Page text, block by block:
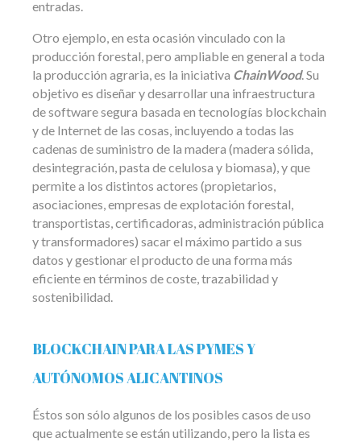
entradas.
Otro ejemplo, en esta ocasión vinculado con la
producción forestal, pero ampliable en general a toda
la producción agraria, es la iniciativa ChainWood. Su
objetivo es diseñar y desarrollar una infraestructura
de software segura basada en tecnologías blockchain
y de Internet de las cosas, incluyendo a todas las
cadenas de suministro de la madera (madera sólida,
desintegración, pasta de celulosa y biomasa), y que
permite a los distintos actores (propietarios,
asociaciones, empresas de explotación forestal,
transportistas, certificadoras, administración pública
y transformadores) sacar el máximo partido a sus
datos y gestionar el producto de una forma más
eficiente en términos de coste, trazabilidad y
sostenibilidad.
BLOCKCHAIN PARA LAS PYMES Y
AUTÓNOMOS ALICANTINOS
Éstos son sólo algunos de los posibles casos de uso
que actualmente se están utilizando, pero la lista es